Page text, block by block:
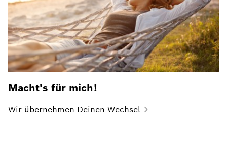
Macht's für mich!
Wir übernehmen Deinen Wechsel